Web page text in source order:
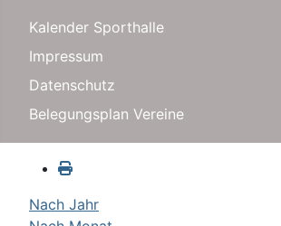
Kalender Sporthalle
Impressum
Datenschutz
Belegungsplan Vereine
Nach Jahr